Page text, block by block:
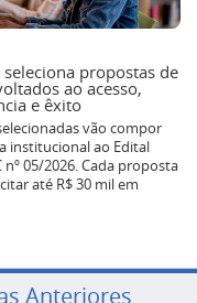
seleciona propostas de
ao acesso,
e êxito
vão compor
institucional ao Edital
nº 05/2026. Cada proposta
até R$ 30 mil em
Anteriores